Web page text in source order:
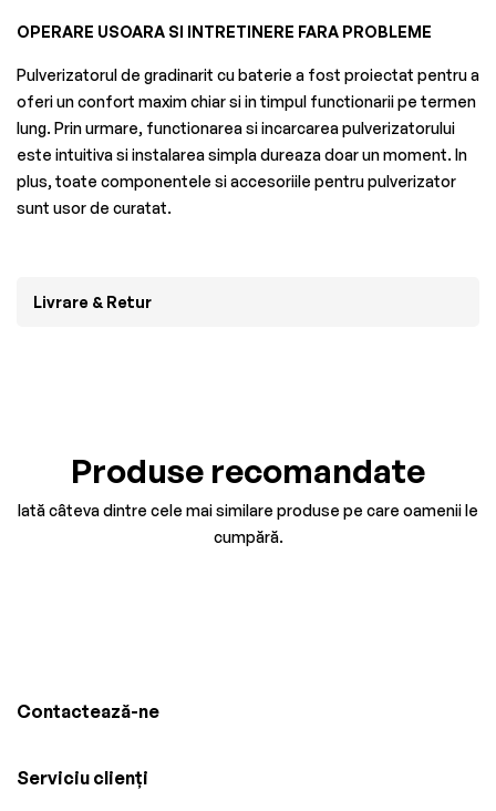
OPERARE USOARA SI INTRETINERE FARA PROBLEME
Pulverizatorul de gradinarit cu baterie a fost proiectat pentru a
oferi un confort maxim chiar si in timpul functionarii pe termen
lung. Prin urmare, functionarea si incarcarea pulverizatorului
este intuitiva si instalarea simpla dureaza doar un moment. In
plus, toate componentele si accesoriile pentru pulverizator
sunt usor de curatat.
Livrare & Retur
Produse recomandate
Iată câteva dintre cele mai similare produse pe care oamenii le
cumpără.
Contactează-ne
Serviciu clienți